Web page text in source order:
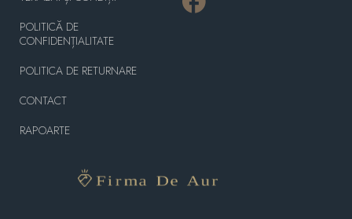
POLITICĂ DE
CONFIDENȚIALITATE
POLITICA DE RETURNARE
CONTACT
RAPOARTE